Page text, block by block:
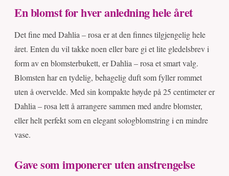
En blomst for hver anledning hele året
Det fine med Dahlia – rosa er at den finnes tilgjengelig hele
året. Enten du vil takke noen eller bare gi et lite gledelsbrev i
form av en blomsterbukett, er Dahlia – rosa et smart valg.
Blomsten har en tydelig, behagelig duft som fyller rommet
uten å overvelde. Med sin kompakte høyde på 25 centimeter er
Dahlia – rosa lett å arrangere sammen med andre blomster,
eller helt perfekt som en elegant sologblomstring i en mindre
vase.
Gave som imponerer uten anstrengelse